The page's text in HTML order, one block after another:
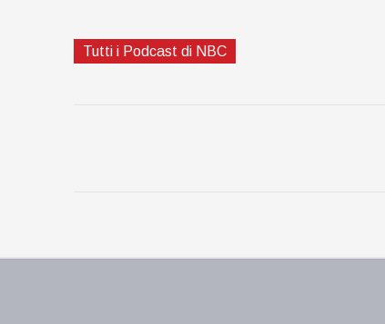
Tutti i Podcast di NBC